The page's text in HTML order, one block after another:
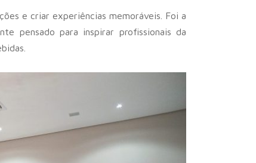
e criar experiências memoráveis. Foi a
pensado para inspirar profissionais da